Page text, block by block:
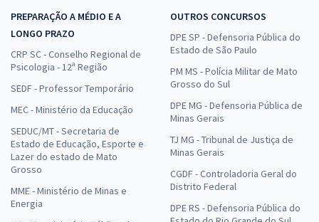
PREPARAÇÃO A MÉDIO E A
LONGO PRAZO
CRP SC - Conselho Regional de
Psicologia - 12ª Região
SEDF - Professor Temporário
MEC - Ministério da Educação
SEDUC/MT - Secretaria de
Estado de Educação, Esporte e
Lazer do estado de Mato
Grosso
MME - Ministério de Minas e
Energia
OUTROS CONCURSOS
DPE SP - Defensoria Pública do
Estado de São Paulo
PM MS - Polícia Militar de Mato
Grosso do Sul
DPE MG - Defensoria Pública de
Minas Gerais
TJ MG - Tribunal de Justiça de
Minas Gerais
CGDF - Controladoria Geral do
Distrito Federal
DPE RS - Defensoria Pública do